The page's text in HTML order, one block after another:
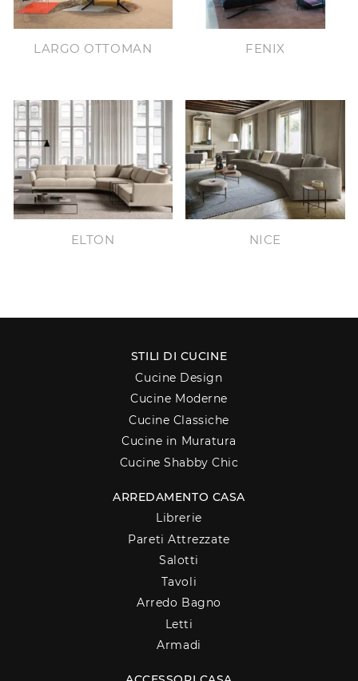
LARGO OTTOMAN FENIX
ELTON NICE
STILI DI CUCINE
Cucine Design
Cucine Moderne
Cucine Classiche
Cucine in Muratura
Cucine Shabby Chic
ARREDAMENTO CASA
Librerie
Pareti Attrezzate
Salotti
Tavoli
Arredo Bagno
Letti
Armadi